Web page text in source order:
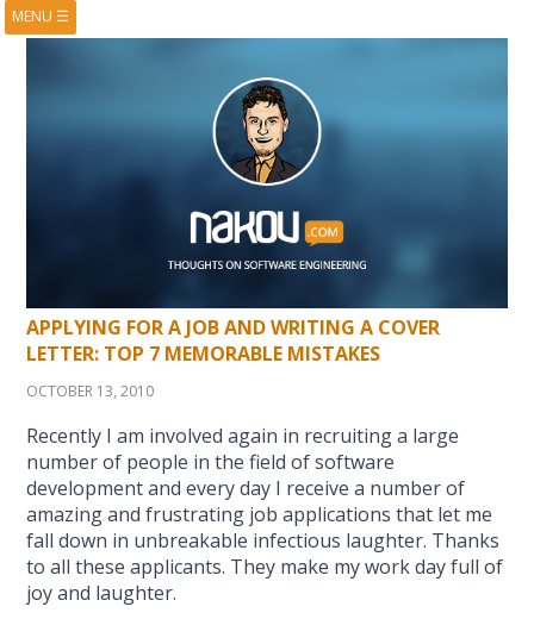
MENU ☰
APPLYING FOR A JOB AND WRITING A COVER
LETTER: TOP 7 MEMORABLE MISTAKES
OCTOBER 13, 2010
Recently I am involved again in recruiting a large
number of people in the field of software
development and every day I receive a number of
amazing and frustrating job applications that let me
fall down in unbreakable infectious laughter. Thanks
to all these applicants. They make my work day full of
joy and laughter.